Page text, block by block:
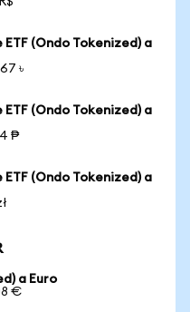
ETF (Ondo Tokenized) a
৳
ETF (Ondo Tokenized) a
₱
ETF (Ondo Tokenized) a
a Euro
€